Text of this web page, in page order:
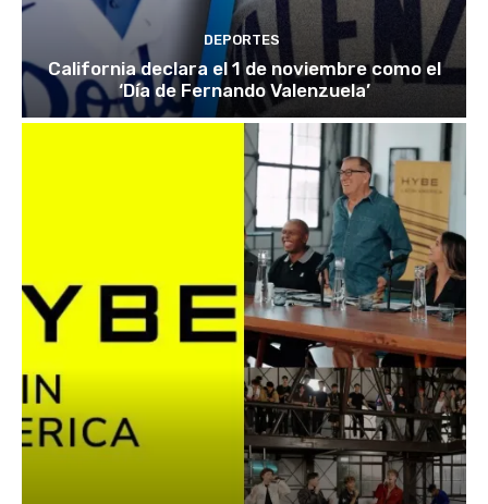
DEPORTES
California declara el 1 de noviembre como el
‘Día de Fernando Valenzuela’